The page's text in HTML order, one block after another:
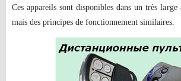
Ces appareils sont disponibles dans un très
mais des principes de fonctionnement similaires.